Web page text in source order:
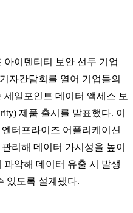
아이덴티티 보안 선두 기업
자간담회를 열어 기업들의
일포인트 데이터 액세스 보
제품 출시를 발표했다. 이
터프라이즈 어플리케이션
리해 데이터 가시성을 높이
악해 데이터 유출 시 발생
있도록 설계됐다.